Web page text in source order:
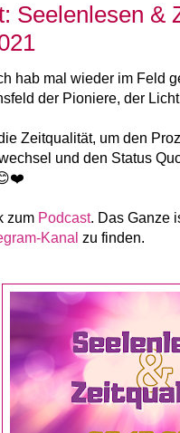
Seelenlesen &
hab mal wieder im Feld
der Pioniere, der
Zeitqualität, um den
und den Status
zum Podcast. Das Ganze
Kanal zu finden.